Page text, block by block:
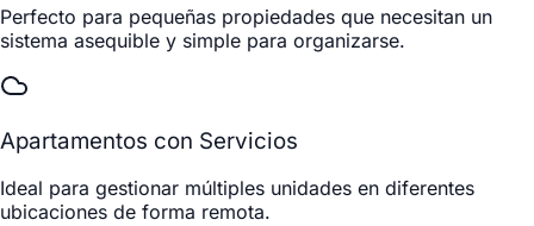
Perfecto para pequeñas propiedades que necesitan un
sistema asequible y simple para organizarse.
Apartamentos con Servicios
Ideal para gestionar múltiples unidades en diferentes
ubicaciones de forma remota.